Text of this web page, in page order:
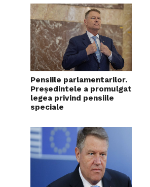
Pensiile parlamentarilor.
Președintele a promulgat
legea privind pensiile
speciale